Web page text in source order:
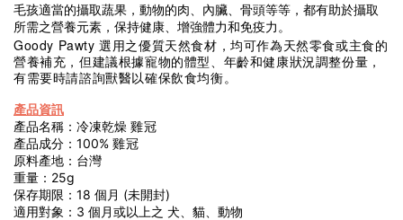
毛孩適當的攝取蔬果，動物的肉、內臟、骨頭等等，都有助於攝取
所需之營養元素，保持健康、增強體力和免疫力。
Goody Pawty選用之優質天然食材，均可作為天然零食或主食的
營養補充，但建議根據寵物的體型、年齡和健康狀況調整份量，
有需要時請諮詢獸醫以確保飲食均衡。
產品資訊
產品名稱：冷凍乾燥 雞冠
產品成分：100% 雞冠
原料產地： 台灣
重量：25g
保存期限：18 個月 (未開封)
適用對象：3 個月或以上之 犬、貓、動物